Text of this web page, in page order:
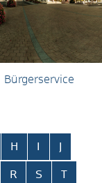
Bürgerservice
H
R S T